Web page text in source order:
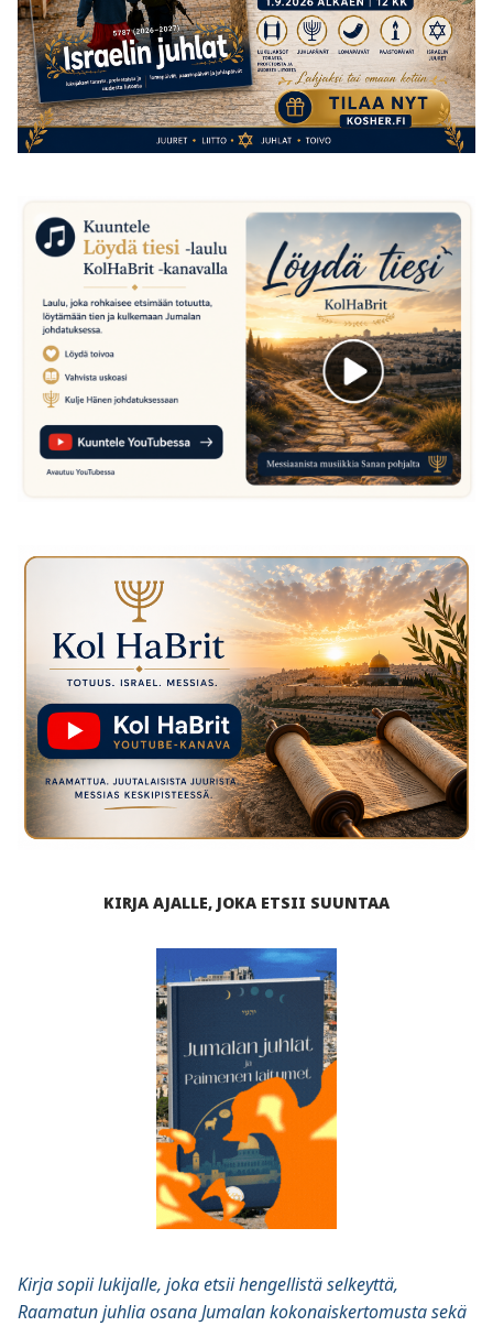
KIRJA AJALLE, JOKA ETSII SUUNTAA
Kirja sopii lukijalle, joka etsii hengellistä selkeyttä,
Raamatun juhlia osana Jumalan kokonaiskertomusta sekä